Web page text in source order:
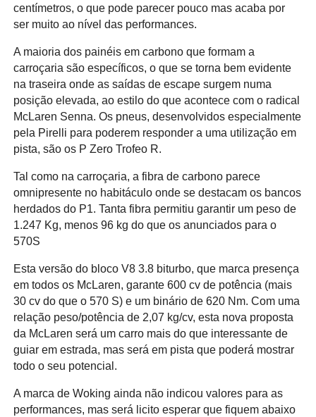
centímetros, o que pode parecer pouco mas acaba por
ser muito ao nível das performances.
A maioria dos painéis em carbono que formam a
carroçaria são específicos, o que se torna bem evidente
na traseira onde as saídas de escape surgem numa
posição elevada, ao estilo do que acontece com o radical
McLaren Senna. Os pneus, desenvolvidos especialmente
pela Pirelli para poderem responder a uma utilização em
pista, são os P Zero Trofeo R.
Tal como na carroçaria, a fibra de carbono parece
omnipresente no habitáculo onde se destacam os bancos
herdados do P1. Tanta fibra permitiu garantir um peso de
1.247 Kg, menos 96 kg do que os anunciados para o
570S
Esta versão do bloco V8 3.8 biturbo, que marca presença
em todos os McLaren, garante 600 cv de potência (mais
30 cv do que o 570 S) e um binário de 620 Nm. Com uma
relação peso/potência de 2,07 kg/cv, esta nova proposta
da McLaren será um carro mais do que interessante de
guiar em estrada, mas será em pista que poderá mostrar
todo o seu potencial.
A marca de Woking ainda não indicou valores para as
performances, mas será licito esperar que fiquem abaixo